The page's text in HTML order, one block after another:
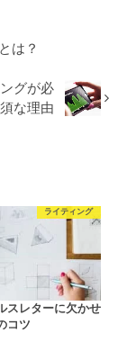
は？
グが必
須な理由
ライティング
スレターに欠かせ
コツ